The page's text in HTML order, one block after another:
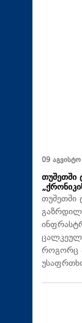
09
თუშეთში
თუშეთში
როგორც